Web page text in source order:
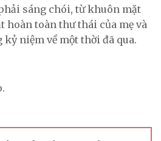
sáng chói, từ khuôn mặt
hoàn toàn thư thái của mẹ và
niệm về một thời đã qua.